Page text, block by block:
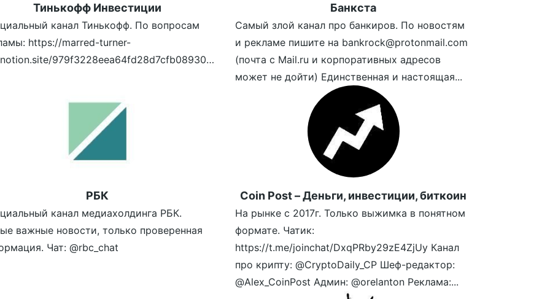
Тинькофф Инвестиции
канал Тинькофф. По вопросам
https://marred-turner-
64a.notion.site/979f3228eea64fd28d7cfb08930c6700
Банкста
Самый злой канал про банкиров. По новостям
и рекламе пишите на bankrock@protonmail.com
(почта с Mail.ru и корпоративных адресов
может не дойти) Единственная и настоящая...
РБК
канал медиахолдинга РБК.
важные новости, только проверенная
Чат: @rbc_chat
Coin Post – Деньги, инвестиции, биткоин
На рынке с 2017г. Только выжимка в понятном
формате. Чатик:
https://t.me/joinchat/DxqPRby29zE4ZjUy Канал
про крипту: @CryptoDaily_CP Шеф-редактор:
@Alex_CoinPost Админ: @orelanton Реклама:...